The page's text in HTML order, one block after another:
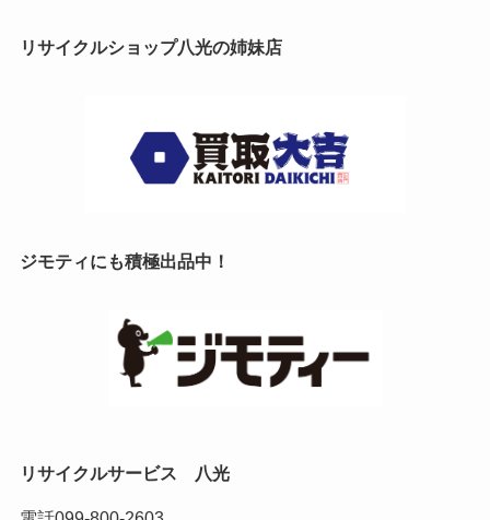
リサイクルショップ八光の姉妹店
ジモティにも積極出品中！
リサイクルサービス 八光